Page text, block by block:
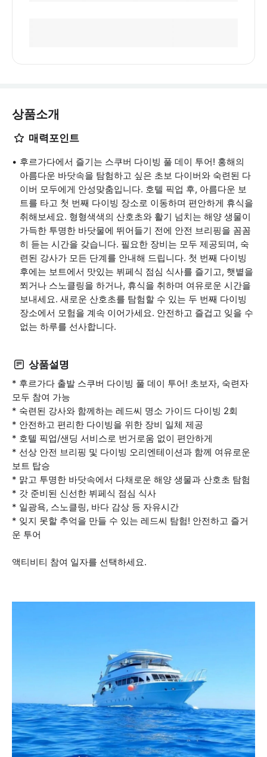
상품소개
매력포인트
후르가다에서 즐기는 스쿠버 다이빙 풀 데이 투어! 홍해의
아름다운 바닷속을 탐험하고 싶은 초보 다이버와 숙련된 다
이버 모두에게 안성맞춤입니다. 호텔 픽업 후, 아름다운 보
트를 타고 첫 번째 다이빙 장소로 이동하며 편안하게 휴식을
취해보세요. 형형색색의 산호초와 활기 넘치는 해양 생물이
가득한 투명한 바닷물에 뛰어들기 전에 안전 브리핑을 꼼꼼
히 듣는 시간을 갖습니다. 필요한 장비는 모두 제공되며, 숙
련된 강사가 모든 단계를 안내해 드립니다. 첫 번째 다이빙
후에는 보트에서 맛있는 뷔페식 점심 식사를 즐기고, 햇볕을
쬐거나 스노클링을 하거나, 휴식을 취하며 여유로운 시간을
보내세요. 새로운 산호초를 탐험할 수 있는 두 번째 다이빙
장소에서 모험을 계속 이어가세요. 안전하고 즐겁고 잊을 수
없는 하루를 선사합니다.
상품설명
* 후르가다 출발 스쿠버 다이빙 풀 데이 투어! 초보자, 숙련자
모두 참여 가능
* 숙련된 강사와 함께하는 레드씨 명소 가이드 다이빙 2회
* 안전하고 편리한 다이빙을 위한 장비 일체 제공
* 호텔 픽업/샌딩 서비스로 번거로움 없이 편안하게
* 선상 안전 브리핑 및 다이빙 오리엔테이션과 함께 여유로운
보트 탑승
* 맑고 투명한 바닷속에서 다채로운 해양 생물과 산호초 탐험
* 갓 준비된 신선한 뷔페식 점심 식사
* 일광욕, 스노클링, 바다 감상 등 자유시간
* 잊지 못할 추억을 만들 수 있는 레드씨 탐험! 안전하고 즐거
운 투어
액티비티 참여 일자를 선택하세요.